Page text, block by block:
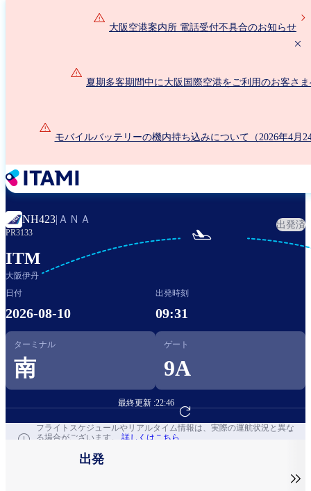
大阪空港案内所 電話受付不具合のお知らせ
夏期多客期間中に大阪国際空港をご利用のお客さ
モバイルバッテリーの機内持ち込みについて（2026年4月
NH423| ＡＮＡ
PR3133
出発済
ITM
大阪伊丹

日付
2026-08-10
出発時刻
09:31
ターミナル
南
ゲート
9A
最終更新 :22:46
フライト予約へ
フライトスケジュールやリアルタイム情報は、実際の運航状況と異な
る場合がございます。 詳しくはこちら
出発
